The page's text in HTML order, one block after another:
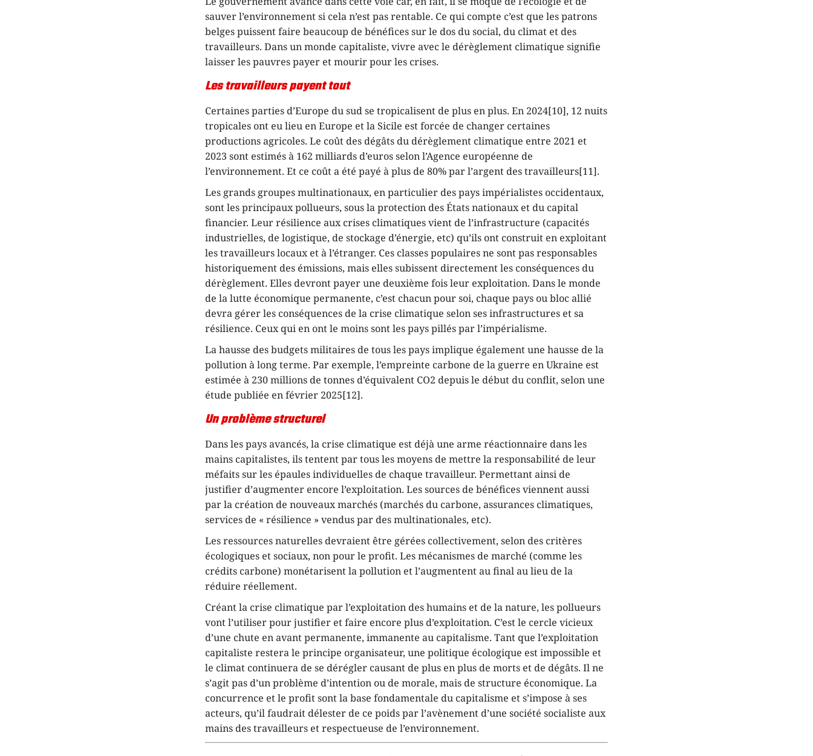
sauver l’environnement si cela n’est pas rentable. Ce qui compte c’est que les patrons
belges puissent faire beaucoup de bénéfices sur le dos du social, du climat et des
travailleurs. Dans un monde capitaliste, vivre avec le dérèglement climatique signifie
laisser les pauvres payer et mourir pour les crises.
Les travailleurs payent tout
Certaines parties d’Europe du sud se tropicalisent de plus en plus. En 2024[10], 12 nuits
tropicales ont eu lieu en Europe et la Sicile est forcée de changer certaines
productions agricoles. Le coût des dégâts du dérèglement climatique entre 2021 et
2023 sont estimés à 162 milliards d’euros selon l’Agence européenne de
l’environnement. Et ce coût a été payé à plus de 80% par l’argent des travailleurs[11].
Les grands groupes multinationaux, en particulier des pays impérialistes occidentaux,
sont les principaux pollueurs, sous la protection des États nationaux et du capital
financier. Leur résilience aux crises climatiques vient de l’infrastructure (capacités
industrielles, de logistique, de stockage d’énergie, etc) qu’ils ont construit en exploitant
les travailleurs locaux et à l’étranger. Ces classes populaires ne sont pas responsables
historiquement des émissions, mais elles subissent directement les conséquences du
dérèglement. Elles devront payer une deuxième fois leur exploitation. Dans le monde
de la lutte économique permanente, c’est chacun pour soi, chaque pays ou bloc allié
devra gérer les conséquences de la crise climatique selon ses infrastructures et sa
résilience. Ceux qui en ont le moins sont les pays pillés par l’impérialisme.
La hausse des budgets militaires de tous les pays implique également une hausse de la
pollution à long terme. Par exemple, l’empreinte carbone de la guerre en Ukraine est
estimée à 230 millions de tonnes d’équivalent CO2 depuis le début du conflit, selon une
étude publiée en février 2025[12].
Un problème structurel
Dans les pays avancés, la crise climatique est déjà une arme réactionnaire dans les
mains capitalistes, ils tentent par tous les moyens de mettre la responsabilité de leur
méfaits sur les épaules individuelles de chaque travailleur. Permettant ainsi de
justifier d’augmenter encore l’exploitation. Les sources de bénéfices viennent aussi
par la création de nouveaux marchés (marchés du carbone, assurances climatiques,
services de « résilience » vendus par des multinationales, etc).
Les ressources naturelles devraient être gérées collectivement, selon des critères
écologiques et sociaux, non pour le profit. Les mécanismes de marché (comme les
crédits carbone) monétarisent la pollution et l’augmentent au final au lieu de la
réduire réellement.
Créant la crise climatique par l’exploitation des humains et de la nature, les pollueurs
vont l’utiliser pour justifier et faire encore plus d’exploitation. C’est le cercle vicieux
d’une chute en avant permanente, immanente au capitalisme. Tant que l’exploitation
capitaliste restera le principe organisateur, une politique écologique est impossible et
le climat continuera de se dérégler causant de plus en plus de morts et de dégâts. Il ne
s’agit pas d’un problème d’intention ou de morale, mais de structure économique. La
concurrence et le profit sont la base fondamentale du capitalisme et s’impose à ses
acteurs, qu’il faudrait délester de ce poids par l’avènement d’une société socialiste aux
mains des travailleurs et respectueuse de l’environnement.